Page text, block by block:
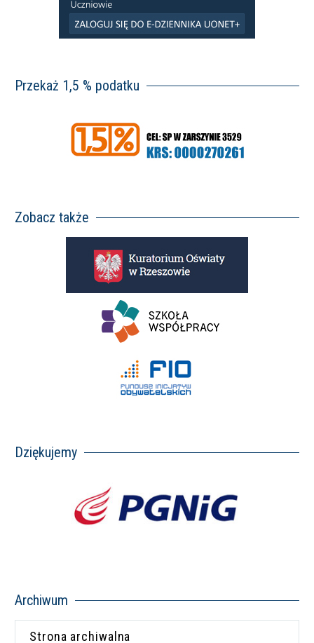
Przekaż 1,5 % podatku
Zobacz także
Dziękujemy
Archiwum
Strona archiwalna